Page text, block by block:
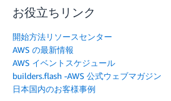
お役立ちリンク
開始方法リソースセンター
AWS の最新情報
AWS イベントスケジュール
builders.flash -AWS 公式ウェブマガジン
日本国内のお客様事例